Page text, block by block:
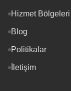
Hizmet Bölgeleri
Blog
Politikalar
İletişim